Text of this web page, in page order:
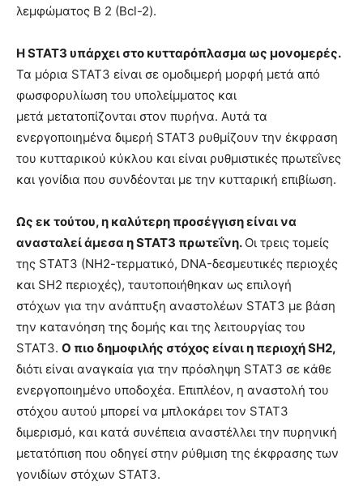
λεμφώματος Β 2 (Bcl-2).
Η STAT3 υπάρχει στο κυτταρόπλασμα ως μονομερές.
Τα μόρια STAT3 είναι σε ομοδιμερή μορφή μετά από
φωσφορυλίωση του υπολείμματος και
μετά μετατοπίζονται στον πυρήνα. Αυτά τα
ενεργοποιημένα διμερή STAT3 ρυθμίζουν την έκφραση
του κυτταρικού κύκλου και είναι ρυθμιστικές πρωτεΐνες
και γονίδια που συνδέονται με την κυτταρική επιβίωση.
Ως εκ τούτου, η καλύτερη προσέγγιση είναι να
ανασταλεί άμεσα η STAT3 πρωτεΐνη. Οι τρεις τομείς
της STAT3 (ΝΗ2-τερματικό, DNA-δεσμευτικές περιοχές
και SH2 ​​περιοχές), ταυτοποιήθηκαν ως επιλογή
στόχων για την ανάπτυξη αναστολέων STAT3 με βάση
την κατανόηση της δομής και της λειτουργίας του
STAT3. Ο πιο δημοφιλής στόχος είναι η περιοχή SH2,
διότι είναι αναγκαία για την πρόσληψη STAT3 σε κάθε
ενεργοποιημένο υποδοχέα. Επιπλέον, η αναστολή του
στόχου αυτού μπορεί να μπλοκάρει τον STAT3
διμερισμό, και κατά συνέπεια αναστέλλει την πυρηνική
μετατόπιση που οδηγεί στην ρύθμιση της έκφρασης των
γονιδίων στόχων STAT3.